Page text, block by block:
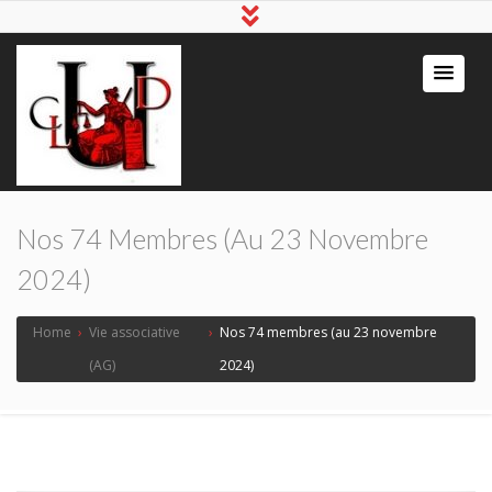
Nos 74 Membres (au 23 Novembre
2024)
Home › Vie associative
(AG)
› Nos 74 membres (au 23 novembre
2024)